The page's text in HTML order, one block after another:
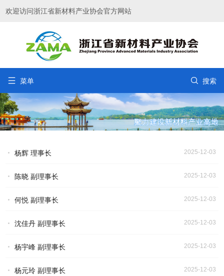
欢迎访问浙江省新材料产业协会官方网站
 菜单  搜索
杨辉 理事长 2025-12-03
陈晓 副理事长 2025-12-03
何悦 副理事长 2025-12-03
沈佳丹 副理事长 2025-12-03
杨宇峰 副理事长 2025-12-03
杨元玲 副理事长 2025-12-03